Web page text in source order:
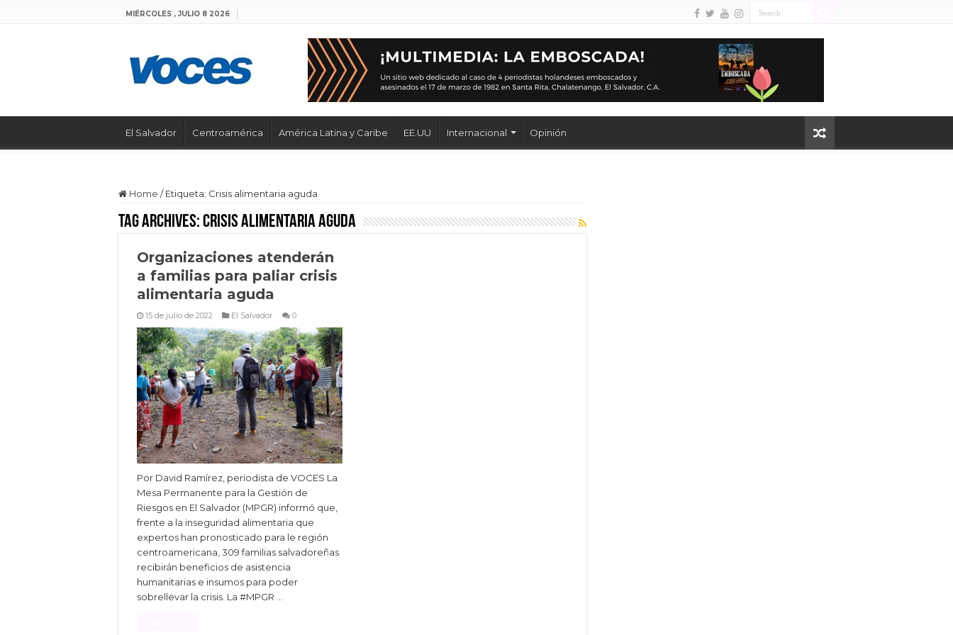
MIÉRCOLES , JULIO 8 2026
El Salvador Centroamérica América Latina y Caribe EE.UU Internacional Opinión
Home / Etiqueta: Crisis alimentaria aguda
Tag Archives:Crisis alimentaria aguda
Organizaciones atenderán
a familias para paliar crisis
alimentaria aguda
15 de julio de 2022 El Salvador 0
Por David Ramírez, periodista de VOCES La
Mesa Permanente para la Gestión de
Riesgos en El Salvador (MPGR) informó que,
frente a la inseguridad alimentaria que
expertos han pronosticado para le región
centroamericana, 309 familias salvadoreñas
recibirán beneficios de asistencia
humanitarias e insumos para poder
sobrellevar la crisis. La #MPGR …